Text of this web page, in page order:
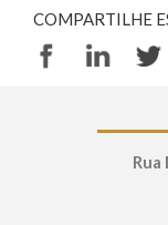
COMPARTILHE
Rua